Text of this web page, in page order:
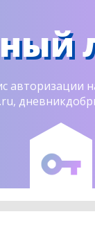
авторизации